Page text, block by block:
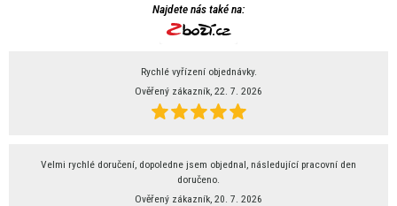
Najdete nás také na:
Rychlé vyřízení objednávky.
Ověřený zákazník, 22. 7. 2026
Velmi rychlé doručení, dopoledne jsem objednal, následující pracovní den
doručeno.
Ověřený zákazník, 20. 7. 2026